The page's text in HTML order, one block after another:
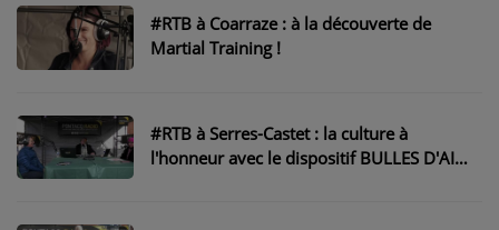
#RTB à Coarraze : à la découverte de
Martial Training !
#RTB à Serres-Castet : la culture à
l'honneur avec le dispositif BULLES D'AIR